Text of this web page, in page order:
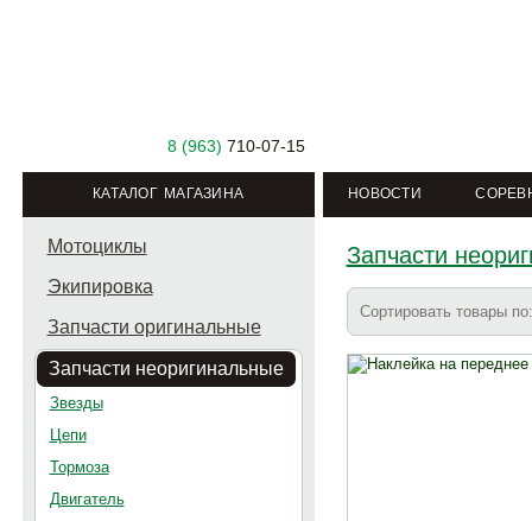
8 (963) 710-07-15
КАТАЛОГ МАГАЗИНА НОВОСТИ
Мотоциклы
Экипировка
Запчасти оригинальные
Запчасти неоригинальные
Звезды
Цепи
Тормоза
Двигатель
Запчасти
Сортировать товары